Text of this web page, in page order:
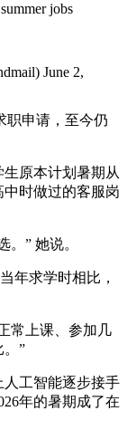
jobs
June 2,
申请，至今仍
原本计划暑期从
时做过的客服岗
” 她说。
年求学时相比，
常上课、参加几
。”
工智能逐步接手
年的暑期成了在